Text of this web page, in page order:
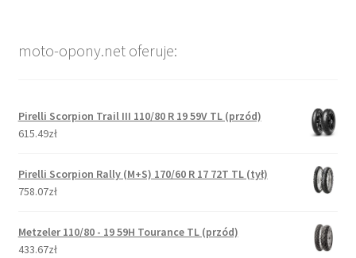
moto-opony.net oferuje:
Pirelli Scorpion Trail III 110/80 R 19 59V TL (przód)
615.49zł
Pirelli Scorpion Rally (M+S) 170/60 R 17 72T TL (tył)
758.07zł
Metzeler 110/80 - 19 59H Tourance TL (przód)
433.67zł